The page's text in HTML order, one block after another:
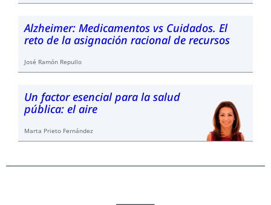
Alzheimer: Medicamentos vs Cuidados. El
reto de la asignación racional de recursos
José Ramón Repullo
Un factor esencial para la salud
pública: el aire
Marta Prieto Fernández